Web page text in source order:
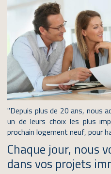
"Depuis plus de 20 ans, nous
un de leurs choix les plus
prochain logement neuf, pour
Chaque jour, nous
dans vos projets